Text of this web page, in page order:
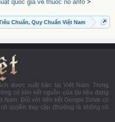
quốc gia về thuốc nổ anfo >
Chuẩn, Quy Chuẩn Việt Nam
được xuất bản tại Việt Nam. Trong
có liên kết nguồn của tài liệu đang
Nam. Đối với liên kết Google Drive có
quyền truy cập (thường là không có